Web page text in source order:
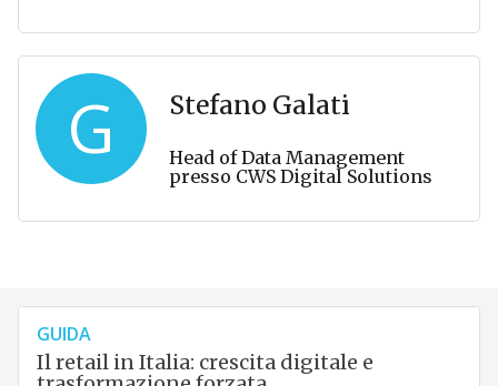
G Stefano Galati
Head of Data Management
presso CWS Digital Solutions
GUIDA
Il retail in Italia: crescita digitale e